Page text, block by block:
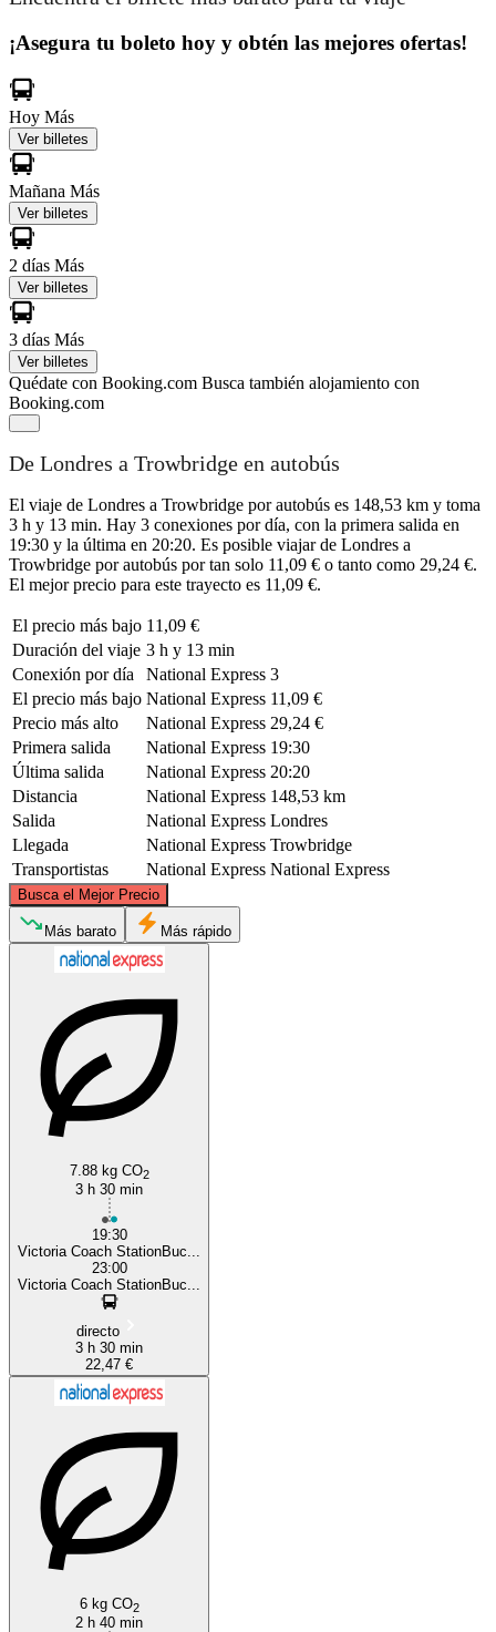
¡Asegura tu boleto hoy y obtén las mejores ofertas!
Hoy Más
Ver billetes
Mañana Más
Ver billetes
2 días Más
Ver billetes
3 días Más
Ver billetes
Quédate con Booking.com Busca también alojamiento con
Booking.com
De Londres a Trowbridge en autobús
El viaje de Londres a Trowbridge por autobús es 148,53 km y toma
3 h y 13 min. Hay 3 conexiones por día, con la primera salida en
19:30 y la última en 20:20. Es posible viajar de Londres a
Trowbridge por autobús por tan solo 11,09 € o tanto como 29,24 €.
El mejor precio para este trayecto es 11,09 €.
El precio más bajo 11,09 €
Duración del viaje 3 h y 13 min
Conexión por día
National Express 3
El precio más bajo National Express 11,09 €
Precio más alto
National Express 29,24 €
Primera salida
National Express 19:30
Última salida
National Express 20:20
Distancia
National Express 148,53 km
Salida
National Express Londres
Llegada
National Express Trowbridge
Transportistas
National Express National Express
Busca el Mejor Precio
Trowbridge
©CARTO, ©OpenStreetMapcontributors
Más barato Más rápido
7.88 kg CO2
3 h 30 min
19:30
Victoria Coach StationBuc...
23:00
Victoria Coach StationBuc...
directo
3 h 30 min
22,47 €
6 kg CO2
2 h 40 min